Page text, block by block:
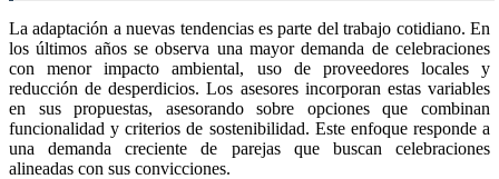
La adaptación a nuevas tendencias es parte del trabajo cotidiano. En
los últimos años se observa una mayor demanda de celebraciones
con menor impacto ambiental, uso de proveedores locales y
reducción de desperdicios. Los asesores incorporan estas variables
en sus propuestas, asesorando sobre opciones que combinan
funcionalidad y criterios de sostenibilidad. Este enfoque responde a
una demanda creciente de parejas que buscan celebraciones
alineadas con sus convicciones.